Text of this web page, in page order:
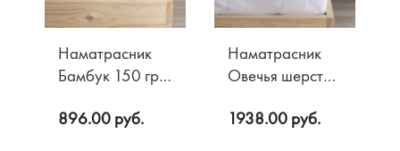
Наматрасник
Бамбук 150 гр/
Микрофибра
896.00 руб.
Наматрасник
Овечья шерсть
Хлопок
1938.00 руб.